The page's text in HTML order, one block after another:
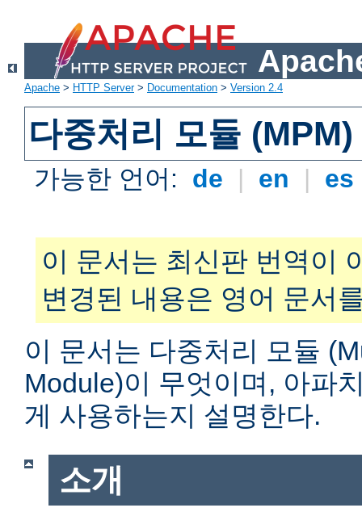
Apache > HTTP Server> Documentation > Version 2.4
다중처리 모듈 (MPM)
가능한 언어: de | en | es
이 문서는 최신판 번역이
변경된 내용은 영어 문서
이 문서는 다중처리 모듈
Module)이 무엇이며, 아파
게 사용하는지 설명한다.
소개